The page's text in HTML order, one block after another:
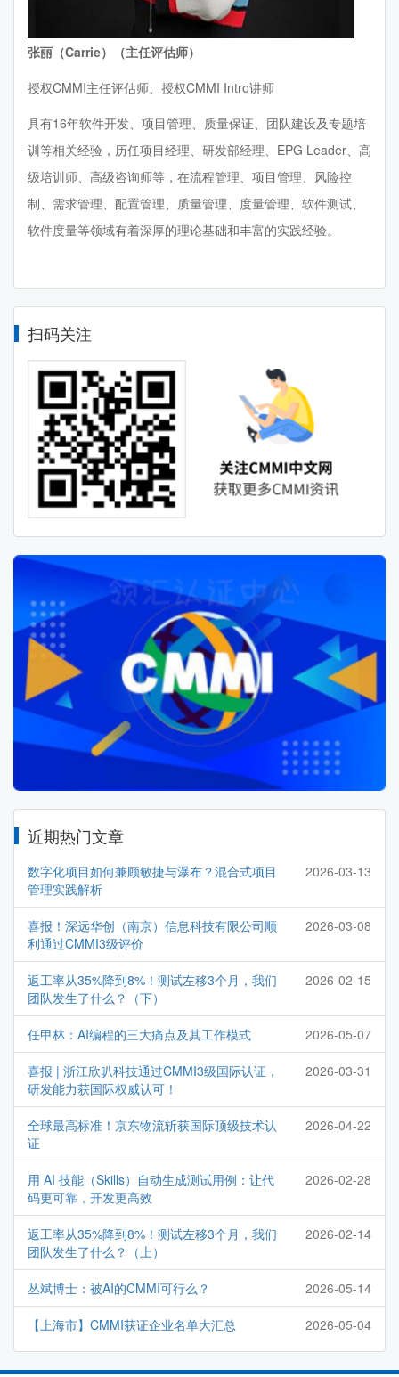
张丽（Carrie）（主任评估师）
授权CMMI主任评估师、授权CMMI Intro讲师
具有16年软件开发、项目管理、质量保证、团队建设及专题培
训等相关经验，历任项目经理、研发部经理、EPG Leader、高
级培训师、高级咨询师等，在流程管理、项目管理、风险控
制、需求管理、配置管理、质量管理、度量管理、软件测试、
软件度量等领域有着深厚的理论基础和丰富的实践经验。
扫码关注
近期热门文章
数字化项目如何兼顾敏捷与瀑布？混合式项目
管理实践解析
2026-03-13
喜报！深远华创（南京）信息科技有限公司顺
利通过CMMI3级评价
2026-03-08
返工率从35%降到8%！测试左移3个月，我们
团队发生了什么？（下）
2026-02-15
任甲林：AI编程的三大痛点及其工作模式 2026-05-07
喜报 | 浙江欣叭科技通过CMMI3级国际认证，
研发能力获国际权威认可！
2026-03-31
全球最高标准！京东物流斩获国际顶级技术认
证
2026-04-22
用 AI 技能（Skills）自动生成测试用例：让代
码更可靠，开发更高效
2026-02-28
返工率从35%降到8%！测试左移3个月，我们
团队发生了什么？（上）
2026-02-14
丛斌博士：被AI的CMMI可行么？ 2026-05-14
【上海市】CMMI获证企业名单大汇总 2026-05-04